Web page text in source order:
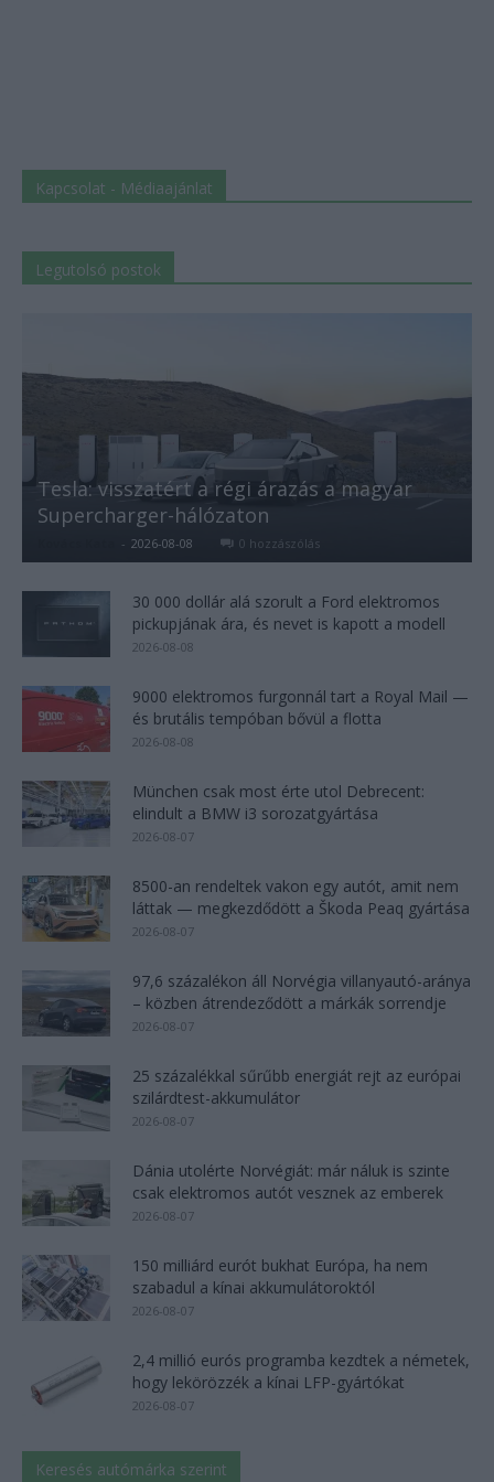
Kapcsolat - Médiaajánlat
Legutolsó postok
Tesla: visszatért a régi árazás a magyar
Supercharger-hálózaton
- 2026-08-08 0 hozzászólás
30 000 dollár alá szorult a Ford elektromos
pickupjának ára, és nevet is kapott a modell
2026-08-08
9000 elektromos furgonnál tart a Royal Mail —
és brutális tempóban bővül a flotta
2026-08-08
München csak most érte utol Debrecent:
elindult a BMW i3 sorozatgyártása
2026-08-07
8500-an rendeltek vakon egy autót, amit nem
láttak — megkezdődött a Škoda Peaq gyártása
2026-08-07
97,6 százalékon áll Norvégia villanyautó-aránya
– közben átrendeződött a márkák sorrendje
2026-08-07
25 százalékkal sűrűbb energiát rejt az európai
szilárdtest-akkumulátor
2026-08-07
Dánia utolérte Norvégiát: már náluk is szinte
csak elektromos autót vesznek az emberek
2026-08-07
150 milliárd eurót bukhat Európa, ha nem
szabadul a kínai akkumulátoroktól
2026-08-07
2,4 millió eurós programba kezdtek a németek,
hogy lekörözzék a kínai LFP-gyártókat
2026-08-07
Keresés autómárka szerint